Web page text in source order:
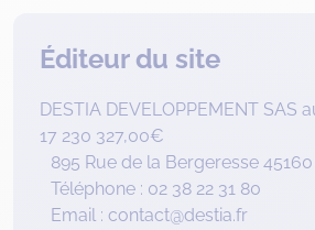
Éditeur du site
DESTIA DEVELOPPEMENT SAS
17 230 327,00€
895 Rue de la Bergeresse
Téléphone : 02 38 22 31 80
Email : contact@destia.fr